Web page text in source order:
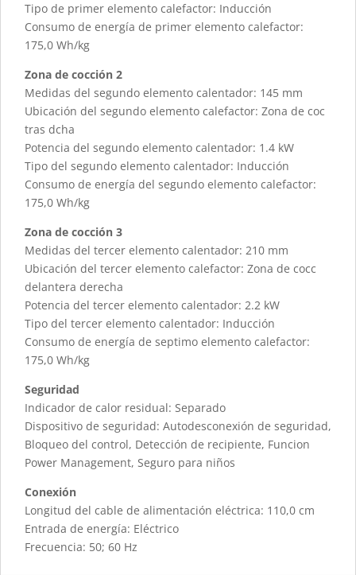
Tipo de primer elemento calefactor: Inducción
Consumo de energía de primer elemento calefactor:
175,0 Wh/kg
Zona de cocción 2
Medidas del segundo elemento calentador: 145 mm
Ubicación del segundo elemento calefactor: Zona de coc
tras dcha
Potencia del segundo elemento calentador: 1.4 kW
Tipo del segundo elemento calentador: Inducción
Consumo de energía del segundo elemento calefactor:
175,0 Wh/kg
Zona de cocción 3
Medidas del tercer elemento calentador: 210 mm
Ubicación del tercer elemento calefactor: Zona de cocc
delantera derecha
Potencia del tercer elemento calentador: 2.2 kW
Tipo del tercer elemento calentador: Inducción
Consumo de energía de septimo elemento calefactor:
175,0 Wh/kg
Seguridad
Indicador de calor residual: Separado
Dispositivo de seguridad: Autodesconexión de seguridad,
Bloqueo del control, Detección de recipiente, Funcion
Power Management, Seguro para niños
Conexión
Longitud del cable de alimentación eléctrica: 110,0 cm
Entrada de energía: Eléctrico
Frecuencia: 50; 60 Hz